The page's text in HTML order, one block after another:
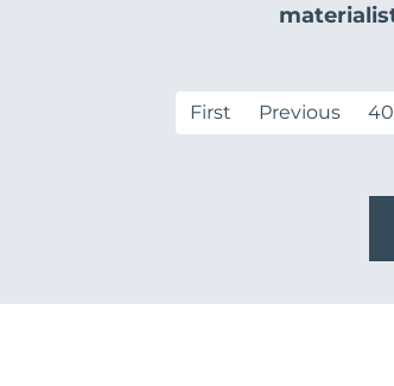
First Previous